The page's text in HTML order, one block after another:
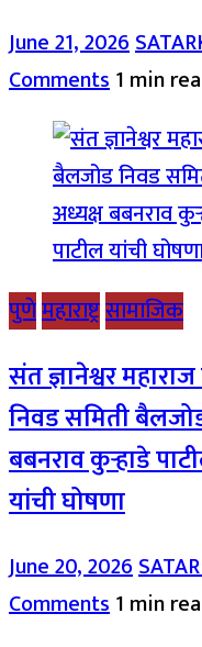
June 21, 2026
Comments1 min
पुणेमहाराष्ट्रसामाजिक
संत ज्ञानेश्वर
निवड समिती
बबनराव कुऱ्हाडे
यांची घोषणा
June 20, 2026
Comments1 min